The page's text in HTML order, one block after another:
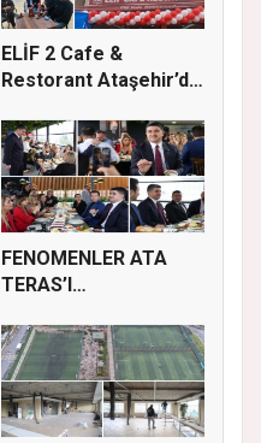
ELİF 2 Cafe &
Restorant Ataşehir’de
FENOMENLER ATA
TERAS’I
KENT YA...